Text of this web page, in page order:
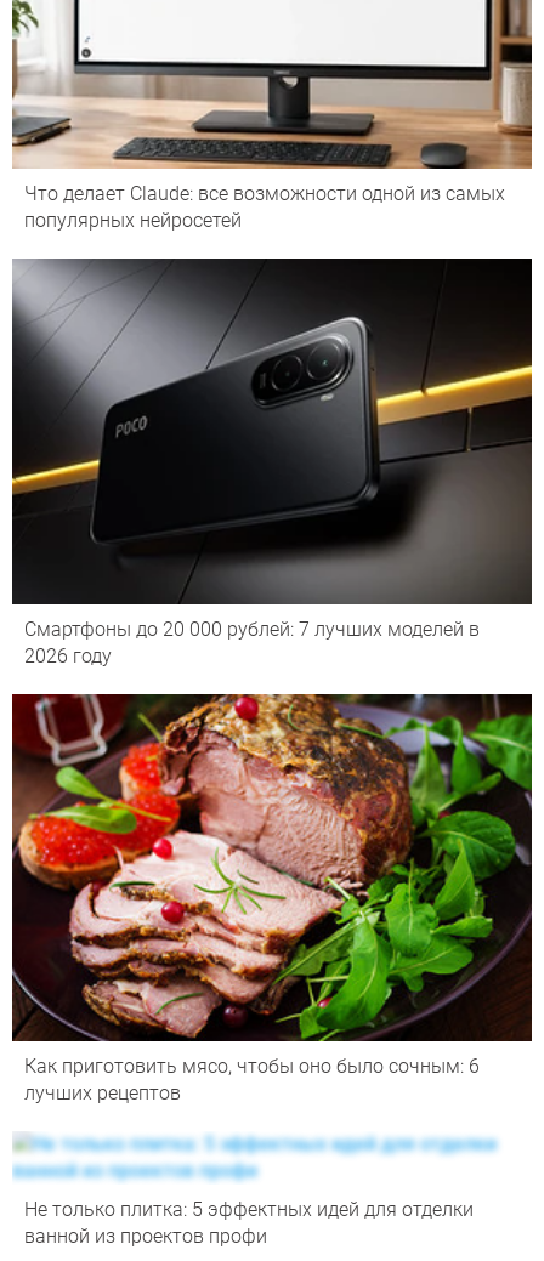
Что делает Сlaude: все возможности одной из самых
популярных нейросетей
Смартфоны до 20 000 рублей: 7 лучших моделей в
2026 году
Как приготовить мясо, чтобы оно было сочным: 6
лучших рецептов
Не только плитка: 5 эффектных идей для отделки
ванной из проектов профи